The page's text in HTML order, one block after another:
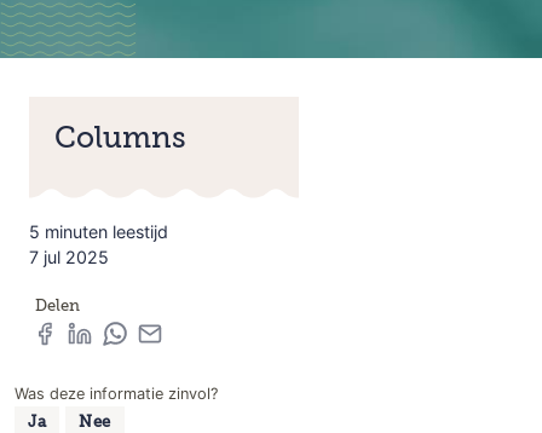
Columns
5 minuten leestijd
7 jul 2025
Delen
Was deze informatie zinvol?
Ja Nee